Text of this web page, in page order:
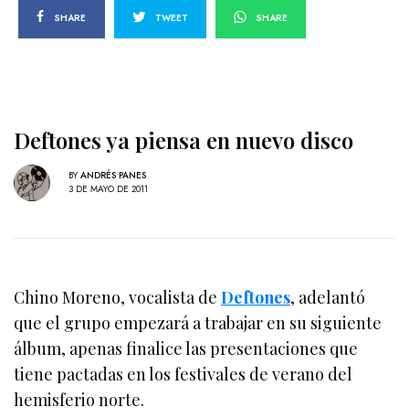
SHARE TWEET SHARE
Deftones ya piensa en nuevo disco
BY ANDRÉS PANES
3 DE MAYO DE 2011
Chino Moreno, vocalista deDeftones, adelantó
que el grupo empezará a trabajar en su siguiente
álbum, apenas finalice las presentaciones que
tiene pactadas en los festivales de verano del
hemisferio norte.